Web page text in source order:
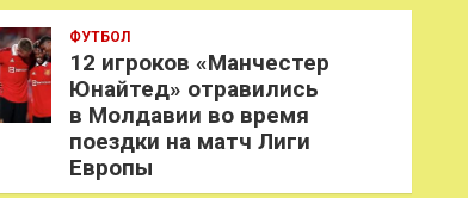
ФУТБОЛ
12 игроков «Манчестер
Юнайтед» отравились
в Молдавии во время
поездки на матч Лиги
Европы